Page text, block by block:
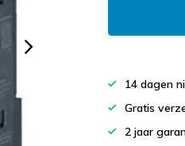
14 dagen
Gratis
2 jaar